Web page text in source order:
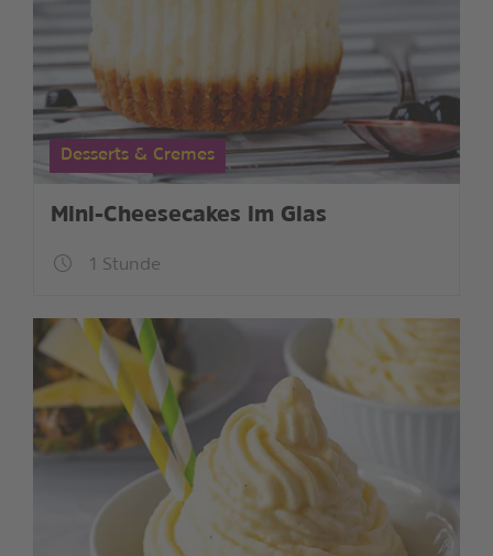
Desserts & Cremes
Mini-Cheesecakes im Glas
1 Stunde